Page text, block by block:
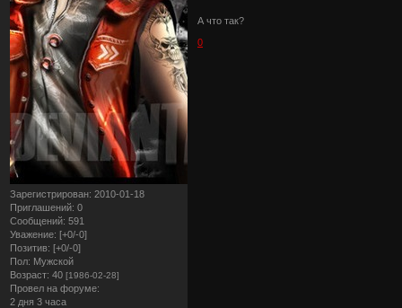
Зарегистрирован: 2010-01-18
Приглашений: 0
Сообщений: 591
Уважение: [+0/-0]
Позитив: [+0/-0]
Пол: Мужской
Возраст: 40 [1986-02-28]
Провел на форуме:
2 дня 3 часа
А что так?
0